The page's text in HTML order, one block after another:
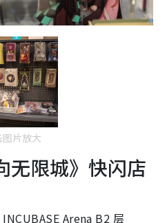
图片放大
无限城》快闪店
Arena B2 层